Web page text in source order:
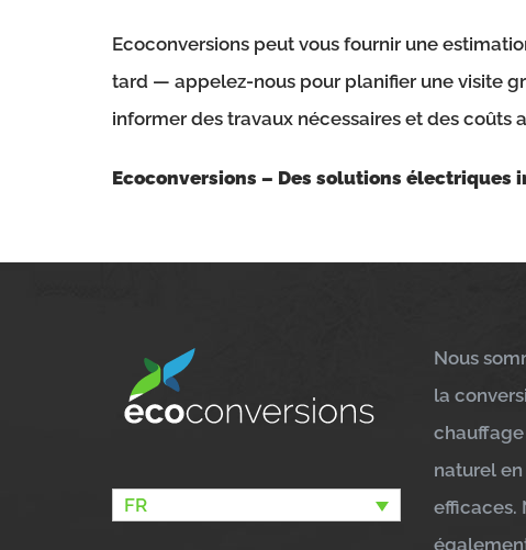
Ecoconversions peut vous fournir une
tard — appelez-nous pour planifier une visite
informer des travaux nécessaires et des coûts
Ecoconversions – Des solutions
FR
Nous
la
chauffage
naturel
efficaces.